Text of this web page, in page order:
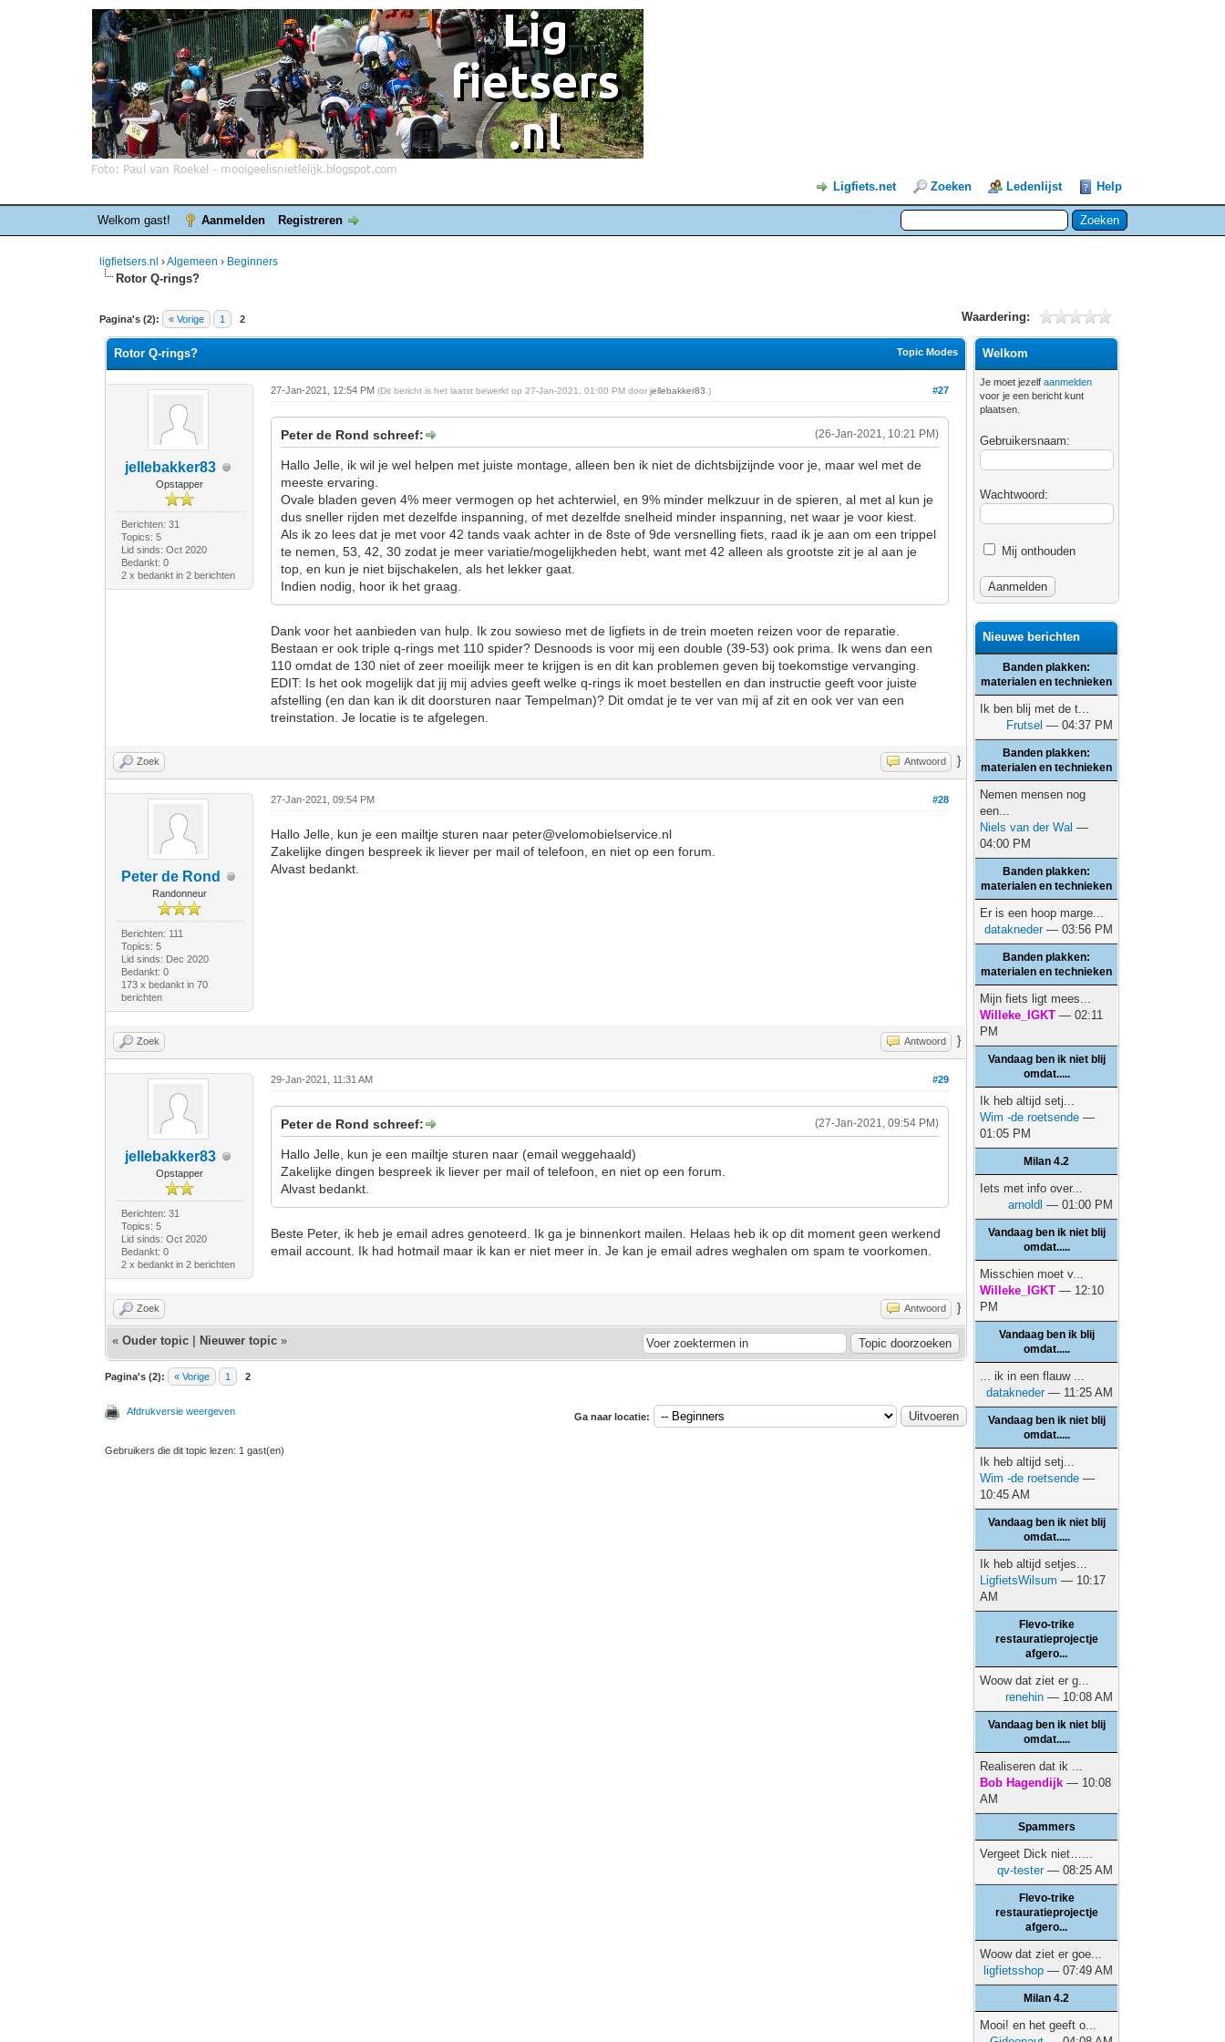
Ligfiets.net Zoeken Ledenlijst Help
Welkom gast! Aanmelden Registreren
ligfietsers.nl ›Algemeen › Beginners
Rotor Q-rings?
Pagina's (2): « Vorige 1 2 Waardering:
0 stemmen - gemiddelde waardering is 0
1
2
3
4
5
Topic Modes
Rotor Q-rings?
jellebakker83
Opstapper
Berichten: 31
Topics: 5
Lid sinds: Oct 2020
Bedankt: 0
2 x bedankt in 2 berichten
#27
27-Jan-2021, 12:54 PM(Dit bericht is het laatst bewerkt op 27-Jan-2021, 01:00 PM doorjellebakker83 .)
(26-Jan-2021, 10:21 PM)
Peter de Rond schreef:
Hallo Jelle, ik wil je wel helpen met juiste montage, alleen ben ik niet de dichtsbijzijnde voor je, maar wel met de
meeste ervaring.
Ovale bladen geven 4% meer vermogen op het achterwiel, en 9% minder melkzuur in de spieren, al met al kun je
dus sneller rijden met dezelfde inspanning, of met dezelfde snelheid minder inspanning, net waar je voor kiest.
Als ik zo lees dat je met voor 42 tands vaak achter in de 8ste of 9de versnelling fiets, raad ik je aan om een trippel
te nemen, 53, 42, 30 zodat je meer variatie/mogelijkheden hebt, want met 42 alleen als grootste zit je al aan je
top, en kun je niet bijschakelen, als het lekker gaat.
Indien nodig, hoor ik het graag.
Dank voor het aanbieden van hulp. Ik zou sowieso met de ligfiets in de trein moeten reizen voor de reparatie.
Bestaan er ook triple q-rings met 110 spider? Desnoods is voor mij een double (39-53) ook prima. Ik wens dan een
110 omdat de 130 niet of zeer moeilijk meer te krijgen is en dit kan problemen geven bij toekomstige vervanging.
EDIT: Is het ook mogelijk dat jij mij advies geeft welke q-rings ik moet bestellen en dan instructie geeft voor juiste
afstelling (en dan kan ik dit doorsturen naar Tempelman)? Dit omdat je te ver van mij af zit en ook ver van een
treinstation. Je locatie is te afgelegen.
Zoek Antwoord }
Peter de Rond
Randonneur
Berichten: 111
Topics: 5
Lid sinds: Dec 2020
Bedankt: 0
173 x bedankt in 70
berichten
#28
27-Jan-2021, 09:54 PM
Hallo Jelle, kun je een mailtje sturen naar peter@velomobielservice.nl
Zakelijke dingen bespreek ik liever per mail of telefoon, en niet op een forum.
Alvast bedankt.
Zoek Antwoord }
jellebakker83
Opstapper
Berichten: 31
Topics: 5
Lid sinds: Oct 2020
Bedankt: 0
2 x bedankt in 2 berichten
#29
29-Jan-2021, 11:31 AM
(27-Jan-2021, 09:54 PM)
Peter de Rond schreef:
Hallo Jelle, kun je een mailtje sturen naar (email weggehaald)
Zakelijke dingen bespreek ik liever per mail of telefoon, en niet op een forum.
Alvast bedankt.
Beste Peter, ik heb je email adres genoteerd. Ik ga je binnenkort mailen. Helaas heb ik op dit moment geen werkend
email account. Ik had hotmail maar ik kan er niet meer in. Je kan je email adres weghalen om spam te voorkomen.
Zoek Antwoord }
«Ouder topic Nieuwer topic »
Pagina's (2): « Vorige 1 2
Afdrukversie weergeven Ga naar locatie:
Gebruikers die dit topic lezen: 1 gast(en)
Welkom
Je moet jezelfaanmelden
voor je een bericht kunt
plaatsen.
Gebruikersnaam:
Wachtwoord:
Mij onthouden
Nieuwe berichten
Banden plakken:
materialen en technieken
Ik ben blij met de t...
Frutsel — 04:37 PM
Banden plakken:
materialen en technieken
Nemen mensen nog
een...
Niels van der Wal —
04:00 PM
Banden plakken:
materialen en technieken
Er is een hoop marge...
datakneder— 03:56 PM
Banden plakken:
materialen en technieken
Mijn fiets ligt mees...
Willeke_IGKT — 02:11
PM
Vandaag ben ik niet blij
omdat.....
Ik heb altijd setj...
Wim -de roetsende —
01:05 PM
Milan 4.2
Iets met info over...
arnoldl — 01:00 PM
Vandaag ben ik niet blij
omdat.....
Misschien moet v...
Willeke_IGKT — 12:10
PM
Vandaag ben ik blij
omdat.....
... ik in een flauw ...
datakneder— 11:25 AM
Vandaag ben ik niet blij
omdat.....
Ik heb altijd setj...
Wim -de roetsende —
10:45 AM
Vandaag ben ik niet blij
omdat.....
Ik heb altijd setjes...
LigfietsWilsum — 10:17
AM
Flevo-trike
restauratieprojectje
afgero...
Woow dat ziet er g...
renehin — 10:08 AM
Vandaag ben ik niet blij
omdat.....
Realiseren dat ik ...
Bob Hagendijk — 10:08
AM
Spammers
Vergeet Dick niet…...
qv-tester— 08:25 AM
Flevo-trike
restauratieprojectje
afgero...
Woow dat ziet er goe...
ligfietsshop — 07:49 AM
Milan 4.2
Mooi! en het geeft o...